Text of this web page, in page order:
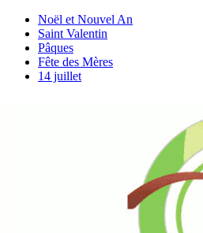
Noël et Nouvel An
Saint Valentin
Pâques
Fête des Mères
14 juillet